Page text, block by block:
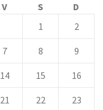
V S
D
1
2
7 8 9
14 15 16
21 22 23